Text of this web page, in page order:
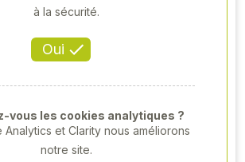
-
CLAAS
TRACTEUR -
Oui
à la sécurité.
vous les cookies analytiques ?
Analytics et Clarity nous améliorons
notre site.